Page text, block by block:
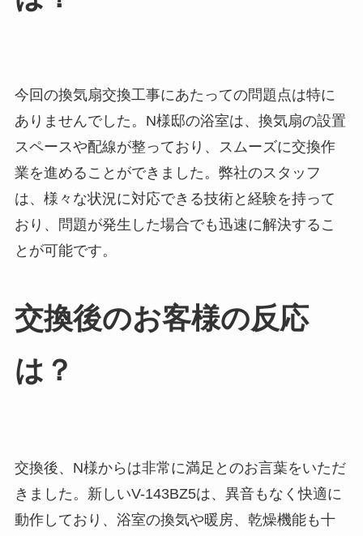
今回の換気扇交換工事にあたっての問題点は特に
ありませんでした。N様邸の浴室は、換気扇の設置
スペースや配線が整っており、スムーズに交換作
業を進めることができました。弊社のスタッフ
は、様々な状況に対応できる技術と経験を持って
おり、問題が発生した場合でも迅速に解決するこ
とが可能です。
交換後のお客様の反応
は？
交換後、N様からは非常に満足とのお言葉をいただ
きました。新しいV-143BZ5は、異音もなく快適に
動作しており、浴室の換気や暖房、乾燥機能も十